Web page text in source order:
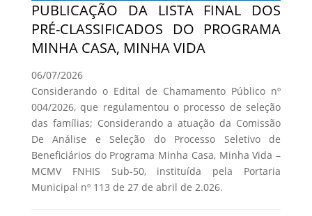
PUBLICAÇÃO DA LISTA FINAL DOS
PRÉ-CLASSIFICADOS DO PROGRAMA
MINHA CASA, MINHA VIDA
06/07/2026
Considerando o Edital de Chamamento Público nº
004/2026, que regulamentou o processo de seleção
das famílias; Considerando a atuação da Comissão
De Análise e Seleção do Processo Seletivo de
Beneficiários do Programa Minha Casa, Minha Vida –
MCMV FNHIS Sub-50, instituída pela Portaria
Municipal nº 113 de 27 de abril de 2.026.